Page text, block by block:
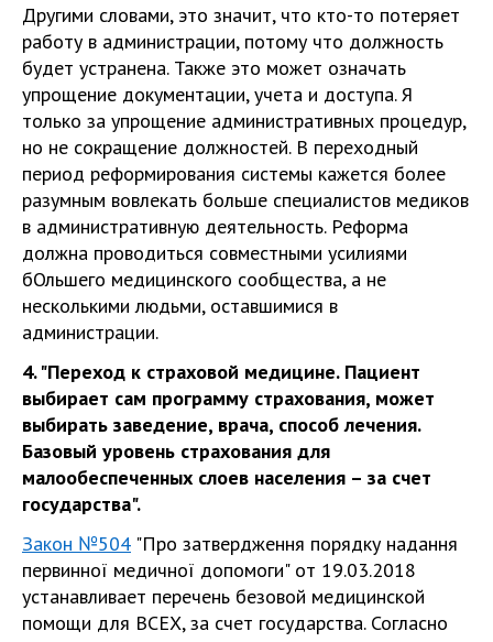
Другими словами, это значит, что кто-то потеряет
работу в администрации, потому что должность
будет устранена. Также это может означать
упрощение документации, учета и доступа. Я
только за упрощение административных процедур,
но не сокращение должностей. В переходный
период реформирования системы кажется более
разумным вовлекать больше специалистов медиков
в административную деятельность. Реформа
должна проводиться совместными усилиями
бОльшего медицинского сообщества, а не
несколькими людьми, оставшимися в
администрации.
4. "Переход к страховой медицине. Пациент
выбирает сам программу страхования, может
выбирать заведение, врача, способ лечения.
Базовый уровень страхования для
малообеспеченных слоев населения – за счет
государства".
Закон №504 "Про затвердження порядку надання
первинної медичної допомоги" от 19.03.2018
устанавливает перечень безовой медицинской
помощи для ВСЕХ, за счет государства. Согласно